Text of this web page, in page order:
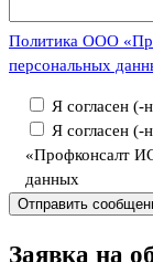
Политика ООО
персональных
Я согласен (-
Я согласен
«Профконсалт
данных
Заявка на